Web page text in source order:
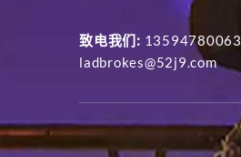
致电我们: 13594780063
ladbrokes@52j9.com